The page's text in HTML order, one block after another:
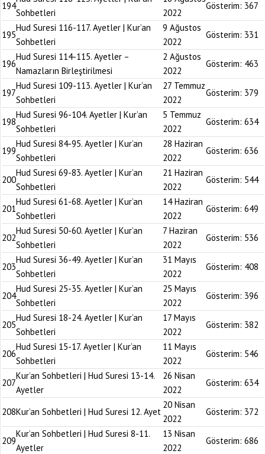
194
Sohbetleri
2022
Gösterim: 367
195
Hud Suresi 116-117. Ayetler | Kur’an
Sohbetleri
9 Ağustos
2022
Gösterim: 331
196
Hud Suresi 114-115. Ayetler –
Namazların Birleştirilmesi
2 Ağustos
2022
Gösterim: 463
197
Hud Suresi 109-113. Ayetler | Kur’an
Sohbetleri
27 Temmuz
2022
Gösterim: 379
198
Hud Suresi 96-104. Ayetler | Kur’an
Sohbetleri
5 Temmuz
2022
Gösterim: 634
199
Hud Suresi 84-95. Ayetler | Kur’an
Sohbetleri
28 Haziran
2022
Gösterim: 636
200
Hud Suresi 69-83. Ayetler | Kur’an
Sohbetleri
21 Haziran
2022
Gösterim: 544
201
Hud Suresi 61-68. Ayetler | Kur’an
Sohbetleri
14 Haziran
2022
Gösterim: 649
202
Hud Suresi 50-60. Ayetler | Kur’an
Sohbetleri
7 Haziran
2022
Gösterim: 536
203
Hud Suresi 36-49. Ayetler | Kur’an
Sohbetleri
31 Mayıs
2022
Gösterim: 408
204
Hud Suresi 25-35. Ayetler | Kur’an
Sohbetleri
25 Mayıs
2022
Gösterim: 396
205
Hud Suresi 18-24. Ayetler | Kur’an
Sohbetleri
17 Mayıs
2022
Gösterim: 382
206
Hud Suresi 15-17. Ayetler | Kur’an
Sohbetleri
11 Mayıs
2022
Gösterim: 546
207
Kur’an Sohbetleri | Hud Suresi 13-14.
Ayetler
26 Nisan
2022
Gösterim: 634
208Kur’an Sohbetleri | Hud Suresi 12. Ayet
20 Nisan
2022
Gösterim: 372
209
Kur’an Sohbetleri | Hud Suresi 8-11.
Ayetler
13 Nisan
2022
Gösterim: 686